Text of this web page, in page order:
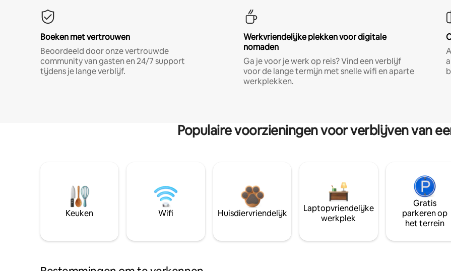
Boeken met vertrouwen
Beoordeeld door onze vertrouwde
community van gasten en 24/7 support
tijdens je lange verblijf.
Werkvriendelijke plekken voor digitale
nomaden
Ga je voor je werk op reis? Vind een verblijf
voor de lange termijn met snelle wifi en aparte
werkplekken.
Populaire voorzieningen voor verblijven van
Keuken Wifi Huisdiervriendelijk
Laptopvriendelijke
werkplek
Gratis
parkeren op
het terrein